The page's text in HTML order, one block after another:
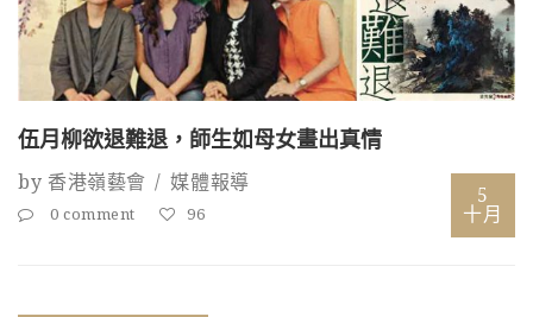
伍月柳欲退難退，師生如母女畫出真情
by 香港嶺藝會 媒體報導
0 comment 96
5
十月